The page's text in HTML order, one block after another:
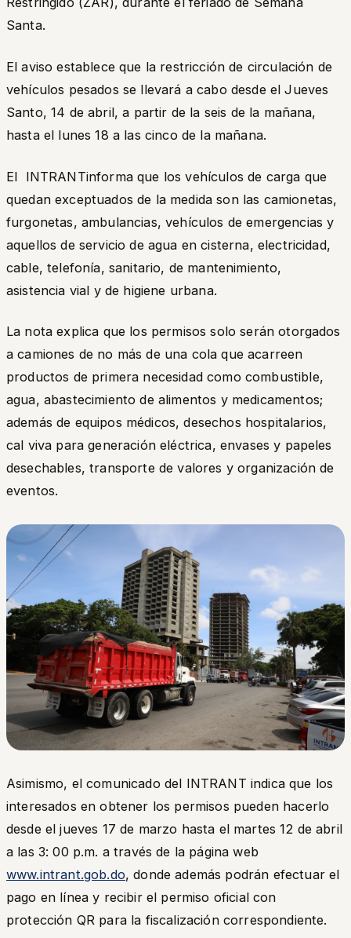
Santa.
El aviso establece que la restricción de circulación de
vehículos pesados se llevará a cabo desde el Jueves
Santo, 14 de abril, a partir de la seis de la mañana,
hasta el lunes 18 a las cinco de la mañana.
El INTRANTinforma que los vehículos de carga que
quedan exceptuados de la medida son las camionetas,
furgonetas, ambulancias, vehículos de emergencias y
aquellos de servicio de agua en cisterna, electricidad,
cable, telefonía, sanitario, de mantenimiento,
asistencia vial y de higiene urbana.
La nota explica que los permisos solo serán otorgados
a camiones de no más de una cola que acarreen
productos de primera necesidad como combustible,
agua, abastecimiento de alimentos y medicamentos;
además de equipos médicos, desechos hospitalarios,
cal viva para generación eléctrica, envases y papeles
desechables, transporte de valores y organización de
eventos.
Asimismo, el comunicado del INTRANT indica que los
interesados en obtener los permisos pueden hacerlo
desde el jueves 17 de marzo hasta el martes 12 de abril
a las 3: 00 p.m. a través de la página web
www.intrant.gob.do, donde además podrán efectuar el
pago en línea y recibir el permiso oficial con
protección QR para la fiscalización correspondiente.